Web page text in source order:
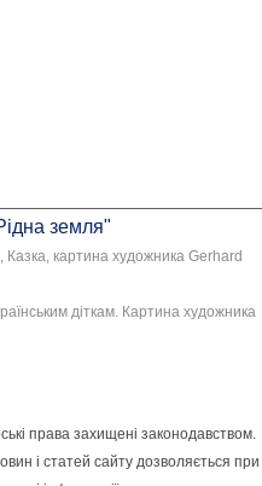
земля"
Казка, картина художника Gerhard
діткам. Картина художника
права захищені законодавством.
і статей сайту дозволяється при